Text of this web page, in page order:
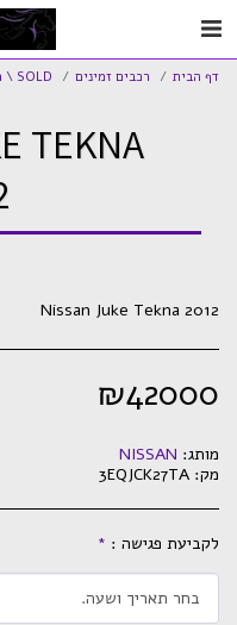
דף הבית רכבים זמינים SOLD \ מכוניות שנמכרו
TEKNA
Nissan Juke Tekna 2012
₪42000
מותג: NISSAN
מק: 3EQJCK27TA
לקביעת פגישה : *
בחר תאריך ושעה.